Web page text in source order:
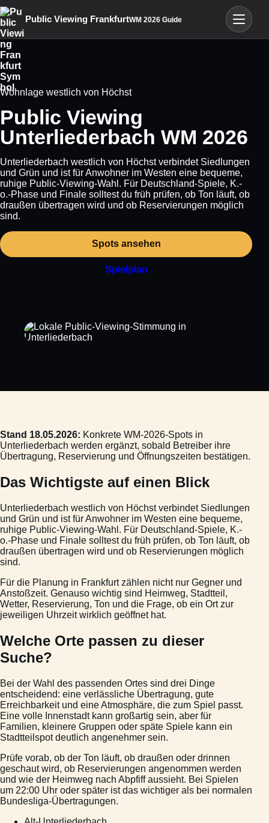
Public Viewing FrankfurtWM 2026 Guide
Menü
Wohnlage westlich von Höchst
Public Viewing
Unterliederbach WM 2026
Unterliederbach westlich von Höchst verbindet Siedlungen
und Grün und ist für Anwohner im Westen eine bequeme,
ruhige Public-Viewing-Wahl. Für Deutschland-Spiele, K.-
o.-Phase und Finale solltest du früh prüfen, ob Ton läuft, ob
draußen übertragen wird und ob Reservierungen möglich
sind.
Spots ansehen
Spielplan
Stand 18.05.2026: Konkrete WM-2026-Spots in
Unterliederbach werden ergänzt, sobald Betreiber ihre
Übertragung, Reservierung und Öffnungszeiten bestätigen.
Das Wichtigste auf einen Blick
Unterliederbach westlich von Höchst verbindet Siedlungen
und Grün und ist für Anwohner im Westen eine bequeme,
ruhige Public-Viewing-Wahl. Für Deutschland-Spiele, K.-
o.-Phase und Finale solltest du früh prüfen, ob Ton läuft, ob
draußen übertragen wird und ob Reservierungen möglich
sind.
Für die Planung in Frankfurt zählen nicht nur Gegner und
Anstoßzeit. Genauso wichtig sind Heimweg, Stadtteil,
Wetter, Reservierung, Ton und die Frage, ob ein Ort zur
jeweiligen Uhrzeit wirklich geöffnet hat.
Welche Orte passen zu dieser
Suche?
Bei der Wahl des passenden Ortes sind drei Dinge
entscheidend: eine verlässliche Übertragung, gute
Erreichbarkeit und eine Atmosphäre, die zum Spiel passt.
Eine volle Innenstadt kann großartig sein, aber für
Familien, kleinere Gruppen oder späte Spiele kann ein
Stadtteilspot deutlich angenehmer sein.
Prüfe vorab, ob der Ton läuft, ob draußen oder drinnen
geschaut wird, ob Reservierungen angenommen werden
und wie der Heimweg nach Abpfiff aussieht. Bei Spielen
um 22:00 Uhr oder später ist das wichtiger als bei normalen
Bundesliga-Übertragungen.